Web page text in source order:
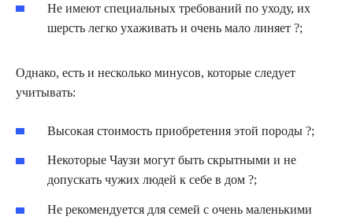
Не имеют специальных требований по уходу, их
шерсть легко ухаживать и очень мало линяет ?;
Однако, есть и несколько минусов, которые следует
учитывать:
Высокая стоимость приобретения этой породы ?;
Некоторые Чаузи могут быть скрытными и не
допускать чужих людей к себе в дом ?;
Не рекомендуется для семей с очень маленькими